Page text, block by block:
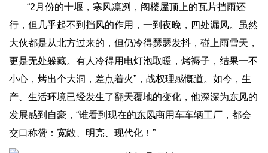
“2月份的十堰，寒风凛冽，阁楼屋顶上的瓦片挡雨还
行，但几乎起不到挡风的作用，一到夜晚，四处漏风。虽然
大伙都是从北方过来的，但仍冷得瑟瑟发抖，碰上雨雪天，
更是无处躲藏。有人冷得用电灯泡取暖，烤褥子，结果一不
小心，烤出个大洞，差点着火”，战权理感慨道。如今，生
产、生活环境已经发生了翻天覆地的变化，他深深为东风的
发展感到自豪，“谁看到现在的东风商用车车辆工厂，都会
交口称赞：宽敞、明亮、现代化！”